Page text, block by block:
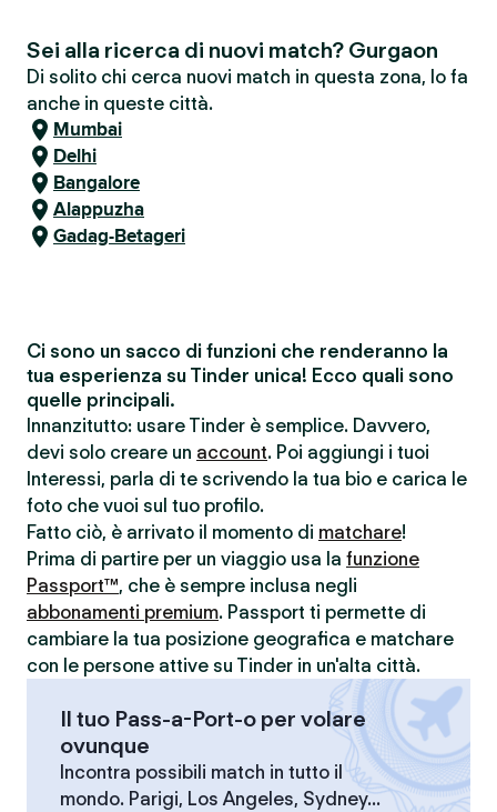
Sei alla ricerca di nuovi match? Gurgaon
Di solito chi cerca nuovi match in questa zona, lo fa
anche in queste città.
Mumbai
Delhi
Bangalore
Alappuzha
Gadag-Betageri
Ci sono un sacco di funzioni che renderanno la
tua esperienza su Tinder unica! Ecco quali sono
quelle principali.
Innanzitutto: usare Tinder è semplice. Davvero,
devi solo creare un account. Poi aggiungi i tuoi
Interessi, parla di te scrivendo la tua bio e carica le
foto che vuoi sul tuo profilo.
Fatto ciò, è arrivato il momento di matchare!
Prima di partire per un viaggio usa la funzione
Passport™, che è sempre inclusa negli
abbonamenti premium. Passport ti permette di
cambiare la tua posizione geografica e matchare
con le persone attive su Tinder in un'alta città.
Il tuo Pass-a-Port-o per volare
ovunque
Incontra possibili match in tutto il
mondo. Parigi, Los Angeles, Sydney...